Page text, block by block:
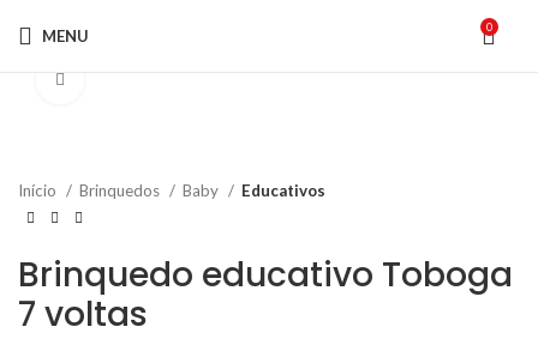
MENU 0
Início Brinquedos Baby Educativos
Brinquedo educativo Toboga
7 voltas